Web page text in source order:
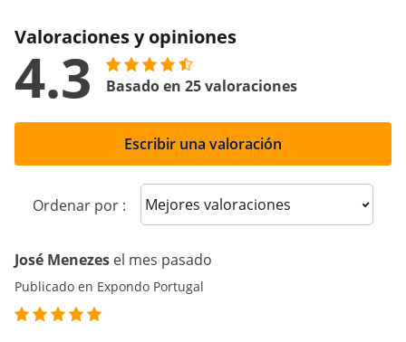
Valoraciones y opiniones
4.3 Basado en 25 valoraciones
Escribir una valoración
Ordenar por : Sort reviews
José Menezes el mes pasado
Publicado en Expondo Portugal